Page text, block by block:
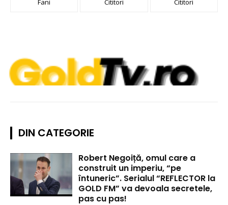
DIN CATEGORIE
Robert Negoiță, omul care a
construit un imperiu, “pe
întuneric”. Serialul “REFLECTOR la
GOLD FM” va devoala secretele,
pas cu pas!